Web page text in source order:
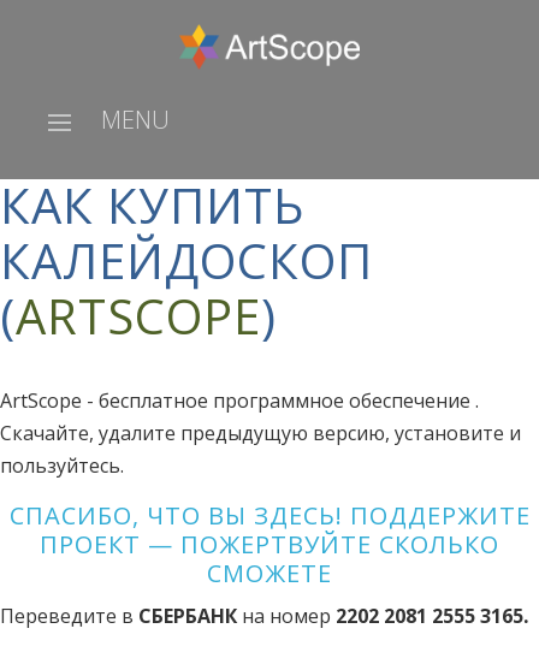
MENU
КАК КУПИТЬ
КАЛЕЙДОСКОП
(ARTSCOPE)
ArtScope - бесплатное программное обеспечение .
Скачайте, удалите предыдущую версию, установите и
пользуйтесь.
СПАСИБО, ЧТО ВЫ ЗДЕСЬ! ПОДДЕРЖИТЕ
ПРОЕКТ — ПОЖЕРТВУЙТЕ СКОЛЬКО
СМОЖЕТЕ
Переведите в СБЕРБАНК на номер 2202 2081 2555 3165.